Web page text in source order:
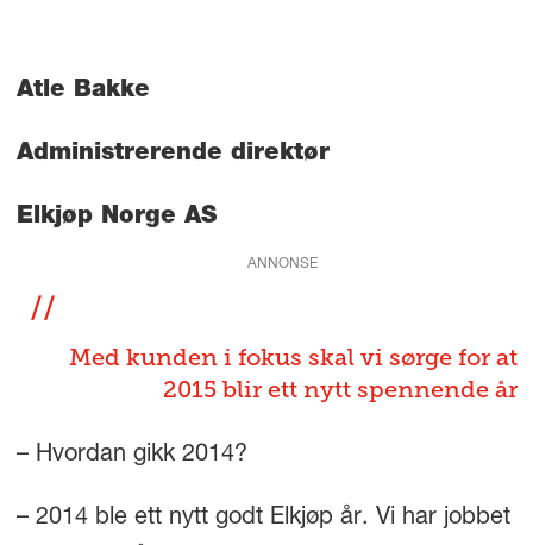
Atle Bakke
Administrerende direktør
Elkjøp Norge AS
ANNONSE
Med kunden i fokus skal vi sørge for at
2015 blir ett nytt spennende år
– Hvordan gikk 2014?
– 2014 ble ett nytt godt Elkjøp år. Vi har jobbet